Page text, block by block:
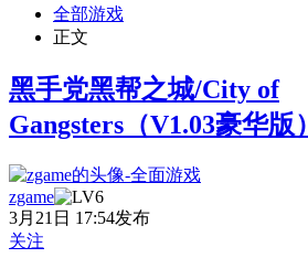
全部游戏
正文
黑手党黑帮之城/City of
Gangsters（V1.03豪华版）
zgame
3月21日 17:54发布
关注